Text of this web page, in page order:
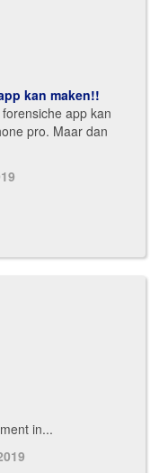
kan maken!!
app kan
pro. Maar dan
in...